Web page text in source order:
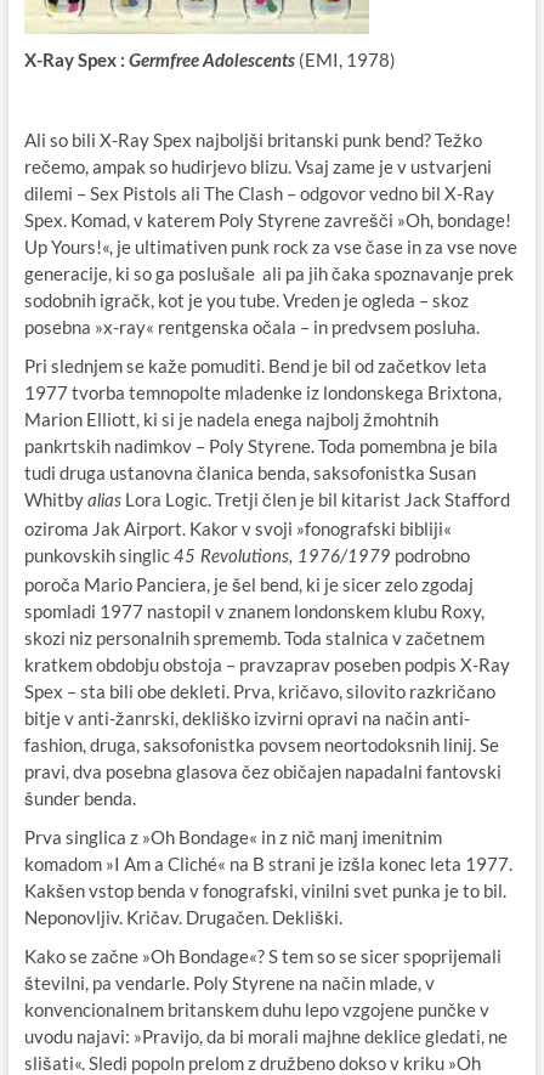
X-Ray Spex : Germfree Adolescents(EMI, 1978)
Ali so bili X-Ray Spex najboljši britanski punk bend? Težko
rečemo, ampak so hudirjevo blizu. Vsaj zame je v ustvarjeni
dilemi – Sex Pistols ali The Clash – odgovor vedno bil X-Ray
Spex. Komad, v katerem Poly Styrene zavrešči »Oh, bondage!
Up Yours!«, je ultimativen punk rock za vse čase in za vse nove
generacije, ki so ga poslušale ali pa jih čaka spoznavanje prek
sodobnih igračk, kot je you tube. Vreden je ogleda – skoz
posebna »x-ray« rentgenska očala – in predvsem posluha.
Pri slednjem se kaže pomuditi. Bend je bil od začetkov leta
1977 tvorba temnopolte mladenke iz londonskega Brixtona,
Marion Elliott, ki si je nadela enega najbolj žmohtnih
pankrtskih nadimkov – Poly Styrene. Toda pomembna je bila
tudi druga ustanovna članica benda, saksofonistka Susan
Whitby aliasLora Logic. Tretji člen je bil kitarist Jack Stafford
oziroma Jak Airport. Kakor v svoji »fonografski bibliji«
punkovskih singlic 45 Revolutions, 1976/1979 podrobno
poroča Mario Panciera, je šel bend, ki je sicer zelo zgodaj
spomladi 1977 nastopil v znanem londonskem klubu Roxy,
skozi niz personalnih sprememb. Toda stalnica v začetnem
kratkem obdobju obstoja – pravzaprav poseben podpis X-Ray
Spex – sta bili obe dekleti. Prva, kričavo, silovito razkričano
bitje v anti-žanrski, dekliško izvirni opravi na način anti-
fashion, druga, saksofonistka povsem neortodoksnih linij. Se
pravi, dva posebna glasova čez običajen napadalni fantovski
šunder benda.
Prva singlica z »Oh Bondage« in z nič manj imenitnim
komadom »I Am a Cliché« na B strani je izšla konec leta 1977.
Kakšen vstop benda v fonografski, vinilni svet punka je to bil.
Neponovljiv. Kričav. Drugačen. Dekliški.
Kako se začne »Oh Bondage«? S tem so se sicer spoprijemali
številni, pa vendarle. Poly Styrene na način mlade, v
konvencionalnem britanskem duhu lepo vzgojene punčke v
uvodu najavi: »Pravijo, da bi morali majhne deklice gledati, ne
slišati«. Sledi popoln prelom z družbeno dokso v kriku »Oh